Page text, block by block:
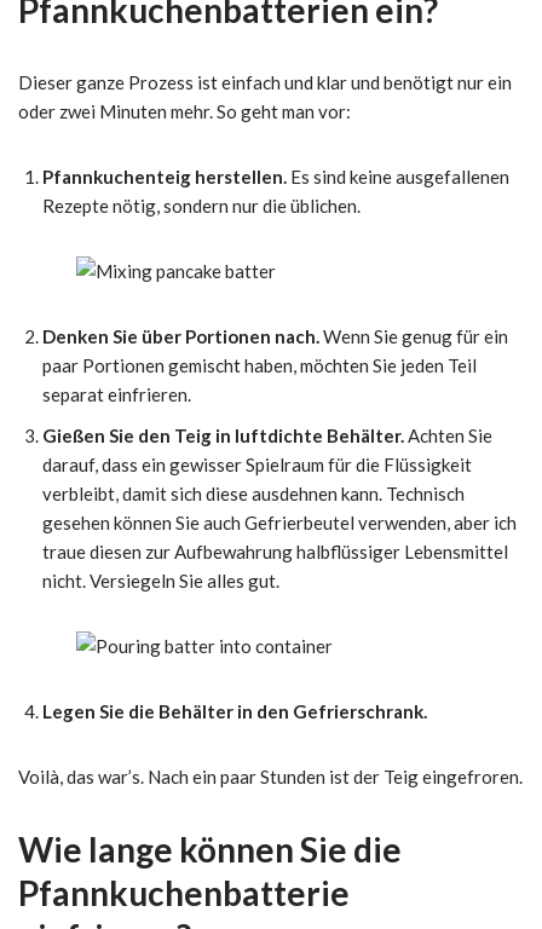
Pfannkuchenbatterien ein?
Dieser ganze Prozess ist einfach und klar und benötigt nur ein
oder zwei Minuten mehr.So geht man vor:
Pfannkuchenteig herstellen. Es sind keine ausgefallenen
Rezepte nötig, sondern nur die üblichen.
Denken Sie über Portionen nach.Wenn Sie genug für ein
paar Portionen gemischt haben, möchten Sie jeden Teil
separat einfrieren.
Gießen Sie den Teig in luftdichte Behälter.Achten Sie
darauf, dass ein gewisser Spielraum für die Flüssigkeit
verbleibt, damit sich diese ausdehnen kann. Technisch
gesehen können Sie auch Gefrierbeutel verwenden, aber ich
traue diesen zur Aufbewahrung halbflüssiger Lebensmittel
nicht.Versiegeln Sie alles gut.
Legen Sie die Behälter in den Gefrierschrank.
Voilà, das war’s. Nach ein paar Stunden ist der Teig eingefroren.
Wie lange können Sie die
Pfannkuchenbatterie